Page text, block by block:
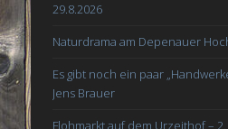
29.8.2026
Naturdrama am Depenauer
Es gibt noch ein paar
Jens Brauer
Flohmarkt auf dem Urzeithof –